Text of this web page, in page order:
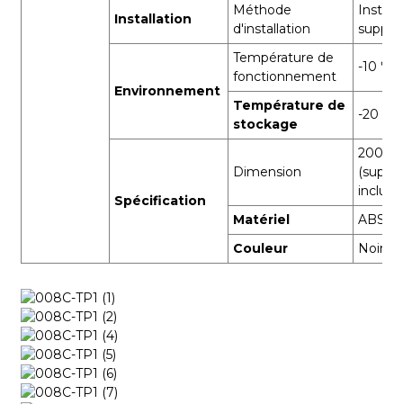
Installation
Méthode
d'installation
Environnement
Température de
fonctionnement
-10 ℃
Température de
stockage
-20 ℃
Spécification
Dimension
inclus)
Matériel
ABS
Couleur
Noir